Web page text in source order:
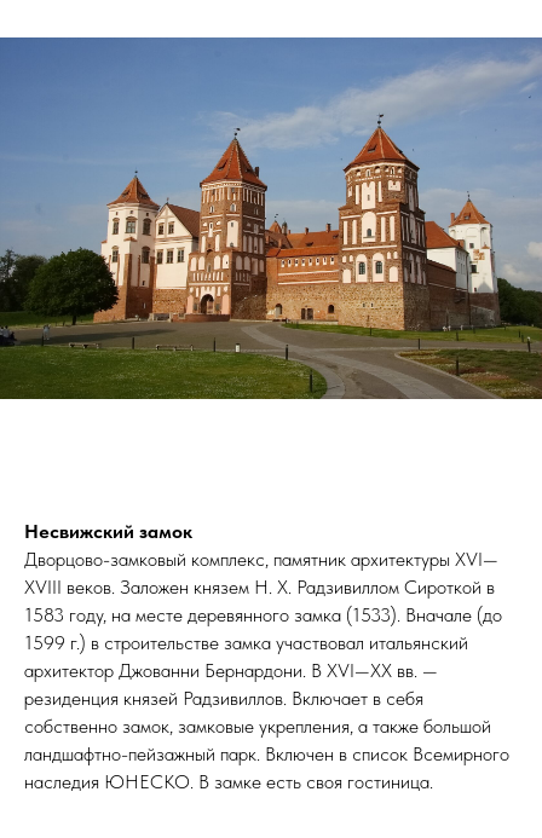
Несвижский замок
Дворцово-замковый комплекс, памятник архитектуры XVI—
XVIII веков. Заложен князем Н. Х. Радзивиллом Сироткой в
1583 году, на месте деревянного замка (1533). Вначале (до
1599 г.) в строительстве замка участвовал итальянский
архитектор Джованни Бернардони. В XVI—XX вв. —
резиденция князей Радзивиллов. Включает в себя
собственно замок, замковые укрепления, а также большой
ландшафтно-пейзажный парк. Включен в список Всемирного
наследия ЮНЕСКО. В замке есть своя гостиница.